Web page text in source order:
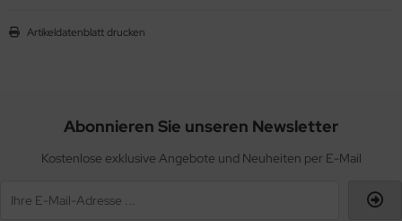
Artikeldatenblatt drucken
Abonnieren Sie unseren Newsletter
Kostenlose exklusive Angebote und Neuheiten per E-Mail